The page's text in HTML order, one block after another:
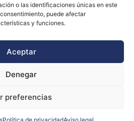
o las identificaciones únicas en este
puede afectar
y funciones.
Aceptar
Denegar
preferencias